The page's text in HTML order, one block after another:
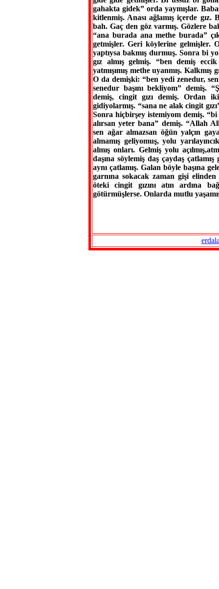
gahakta gidek” orda yaymışlar.
kitlenmiş. Anası ağlamış içerde
bah. Gaç den göz varmış. Gözlere
“ana burada ana methe burada”
getmişler. Geri köylerine gelmişler.
yaptıysa bakmış durmuş. Sonra bi
gız almış gelmiş. “ben demiş
yatmışımış methe uyanmış.
O da demişki: “ben yedi zenedur,
senedur başını bekliyom” demiş.
demiş, cingit gızı demiş. Ordan
gidiyolarmış. “sana ne alak cingit
Sonra hiçbirşey istemiyom demiş. “bi
alırsan yeter bana” demiş. “Allah
sen ağar almazsan öğün yalçın
almamış geliyomuş, yolu
almış onları. Gelmiş yolu
daşına söylemiş daş çaydaş
aynı çatlamış. Galan böyle başına
garnına sokacak zaman gişi elinden
öteki cingit gızını atın ardına
götürmüşlerse. Onlarda mutlu